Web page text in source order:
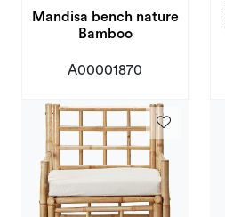
Mandisa bench nature
Bamboo
A00001870